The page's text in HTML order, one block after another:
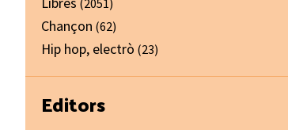
(2051)
Chançon (62)
Hip hop, electrò (23)
Editors